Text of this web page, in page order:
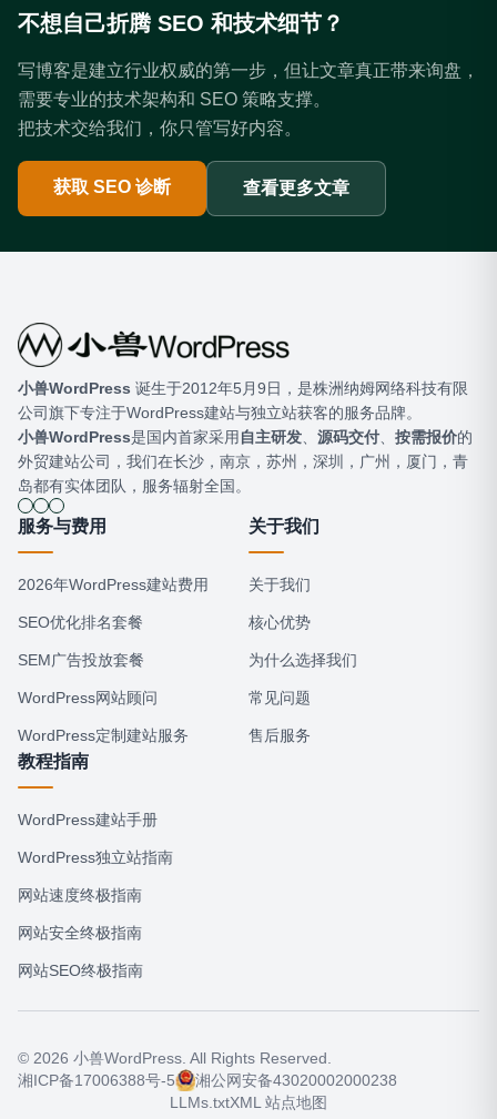
不想自己折腾 SEO 和技术细节？
写博客是建立行业权威的第一步，但让文章真正带来询盘，
需要专业的技术架构和 SEO 策略支撑。
把技术交给我们，你只管写好内容。
获取 SEO 诊断 查看更多文章
小兽WordPress ​ 诞生于2012年5月9日，是株洲纳姆网络科技有限
公司旗下专注于WordPress建站与独立站获客的服务品牌。
小兽WordPress是国内首家采用自主研发 源码交付 按需报价的
外贸建站公司，我们在长沙，南京，苏州，深圳，广州，厦门，青
岛都有实体团队，服务辐射全国。
服务与费用
2026年WordPress建站费用
SEO优化排名套餐
SEM广告投放套餐
WordPress网站顾问
WordPress定制建站服务
关于我们
关于我们
核心优势
为什么选择我们
常见问题
售后服务
教程指南
WordPress建站手册
WordPress独立站指南
网站速度终极指南
网站安全终极指南
网站SEO终极指南
© 2026 小兽WordPress. All Rights Reserved.
湘ICP备17006388号-5
湘公网安备43020002000238
LLMs.txtXML 站点地图